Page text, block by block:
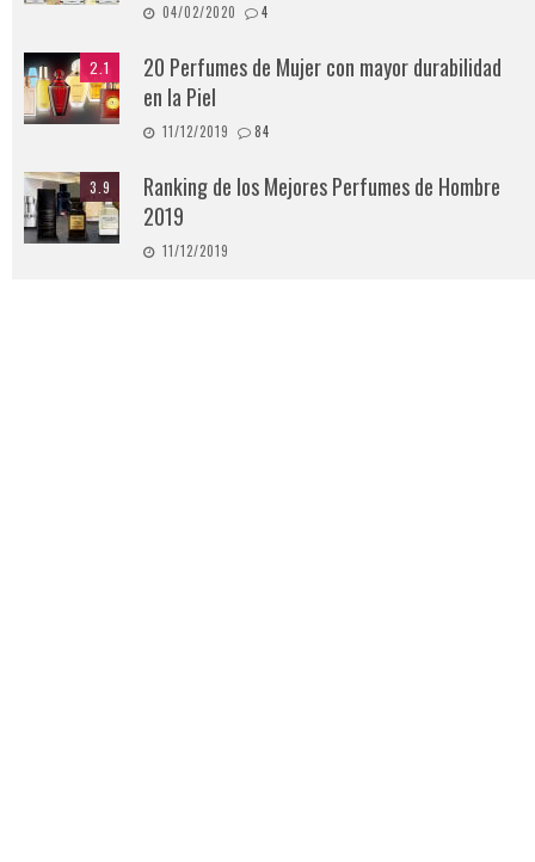
04/02/2020 4
2.1
20 Perfumes de Mujer con mayor durabilidad
en la Piel
11/12/2019 84
3.9
Ranking de los Mejores Perfumes de Hombre
2019
11/12/2019